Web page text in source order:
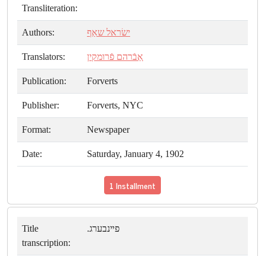
Transliteration:
Authors: ישׂראל שאַף
Translators: אַבֿרהם פֿרומקין
Publication: Forverts
Publisher: Forverts, NYC
Format: Newspaper
Date: Saturday, January 4, 1902
1 Installment
Title
transcription:
פײנבערג.